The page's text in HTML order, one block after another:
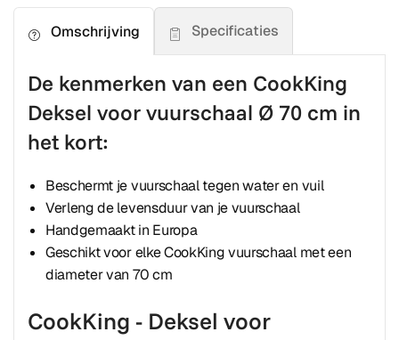
Omschrijving Specificaties
De kenmerken van een CookKing
Deksel voor vuurschaal Ø 70 cm in
het kort:
Beschermt je vuurschaal tegen water en vuil
Verleng de levensduur van je vuurschaal
Handgemaakt in Europa
Geschikt voor elke CookKing vuurschaal met een
diameter van 70 cm
CookKing - Deksel voor